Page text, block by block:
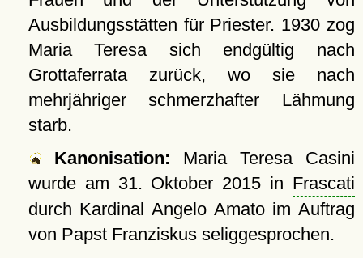
Ausbildungsstätten für Priester. 1930 zog
Maria Teresa sich endgültig nach
Grottaferrata zurück, wo sie nach
mehrjähriger schmerzhafter Lähmung
starb.
Kanonisation: Maria Teresa Casini
wurde am 31. Oktober 2015 in Frascati
durch Kardinal Angelo Amato im Auftrag
von Papst Franziskus seliggesprochen.